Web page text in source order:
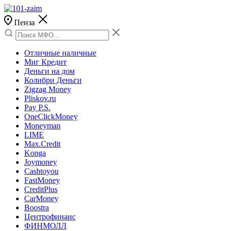
Пенза
Отличные наличные
Миг Кредит
Деньги на дом
Колибри Деньги
Zigzag Money
Pliskov.ru
Pay P.S.
OneClickMoney
Moneyman
LIME
Max.Credit
Konga
Joymoney
Cashtoyou
FastMoney
CreditPlus
CarMoney
Boostra
Центрофинанс
ФИНМОЛЛ